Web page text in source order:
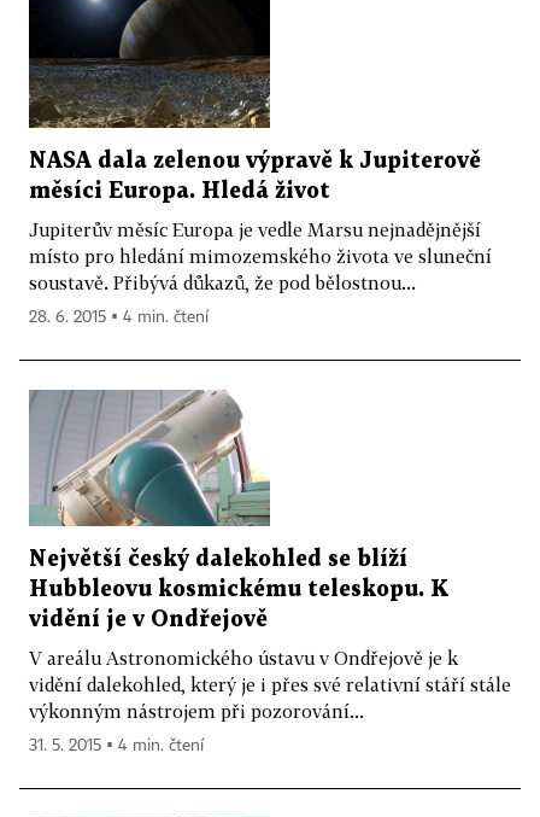
NASA dala zelenou výpravě k Jupiterově
měsíci Europa. Hledá život
Jupiterův měsíc Europa je vedle Marsu nejnadějnější
místo pro hledání mimozemského života ve sluneční
soustavě. Přibývá důkazů, že pod bělostnou...
28. 6. 2015 ▪ 4 min. čtení
Největší český dalekohled se blíží
Hubbleovu kosmickému teleskopu. K
vidění je v Ondřejově
V areálu Astronomického ústavu v Ondřejově je k
vidění dalekohled, který je i přes své relativní stáří stále
výkonným nástrojem při pozorování...
31. 5. 2015 ▪ 4 min. čtení